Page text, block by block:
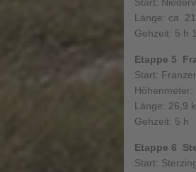
Länge: ca.
Gehzeit: 5 h
Etappe 5
Start:
Höhenmeter:
Länge: 26,9
Gehzeit: 5 h
Etappe 6
Start: